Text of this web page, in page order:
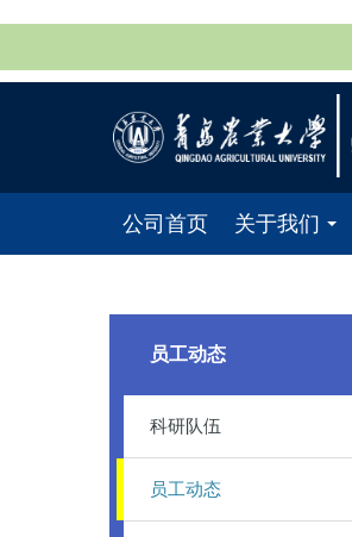
公司首页
关于我们
员工动态
科研队伍
员工动态